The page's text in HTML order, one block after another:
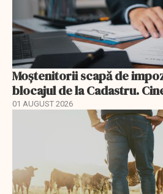
Moștenitorii scapă de
blocajul de la Cadastru.
01 AUGUST 2026